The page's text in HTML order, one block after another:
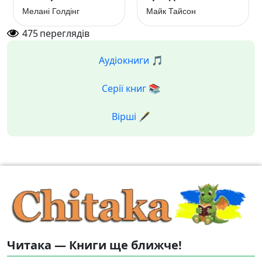
Мелані Голдінг Майк Тайсон
475переглядів
Аудіокниги 🎵
Серії книг 📚
Вірші 🖋️
Читака — Книги ще ближче!